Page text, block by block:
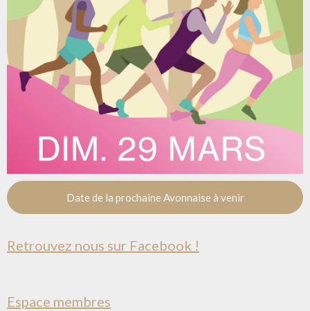
Date de la prochaine Avonnaise à venir
Retrouvez nous sur Facebook !
Espace membres